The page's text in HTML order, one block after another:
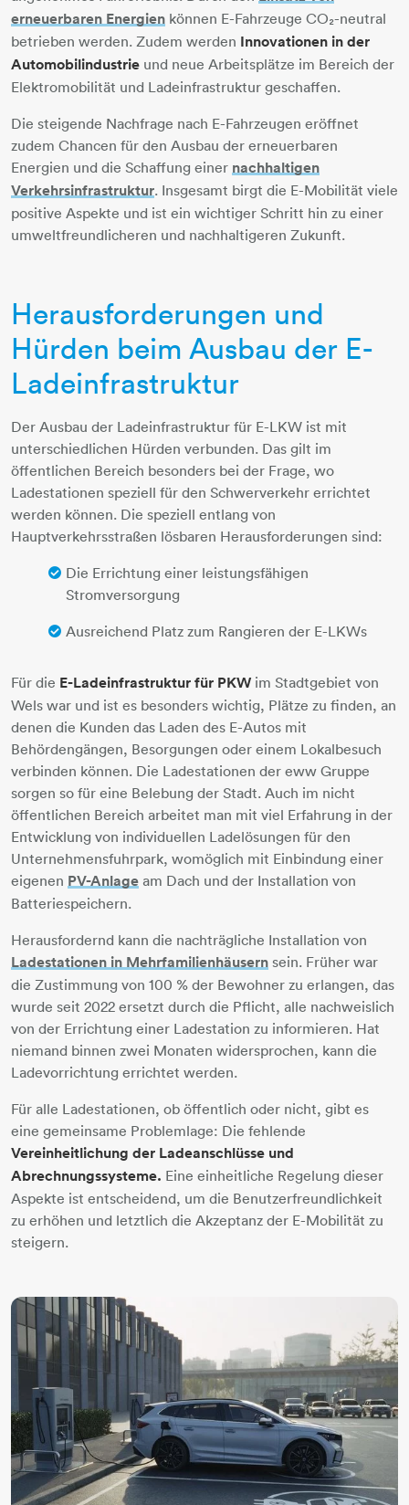
erneuerbaren Energien können E-Fahrzeuge CO₂-neutral
betrieben werden. Zudem werden Innovationen in der
Automobilindustrie und neue Arbeitsplätze im Bereich der
Elektromobilität und Ladeinfrastruktur geschaffen.
Die steigende Nachfrage nach E-Fahrzeugen eröffnet
zudem Chancen für den Ausbau der erneuerbaren
Energien und die Schaffung einer nachhaltigen
Verkehrsinfrastruktur​​​​​​​. Insgesamt birgt die E-Mobilität viele
positive Aspekte und ist ein wichtiger Schritt hin zu einer
umweltfreundlicheren und nachhaltigeren Zukunft.
Herausforderungen und
Hürden beim Ausbau der E-
Ladeinfrastruktur
Der Ausbau der Ladeinfrastruktur für E-LKW ist mit
unterschiedlichen Hürden verbunden. Das gilt im
öffentlichen Bereich besonders bei der Frage, wo
Ladestationen speziell für den Schwerverkehr errichtet
werden können. Die speziell entlang von
Hauptverkehrsstraßen lösbaren Herausforderungen sind:
Die Errichtung einer leistungsfähigen
Stromversorgung
Ausreichend Platz zum Rangieren der E-LKWs
Für die E-Ladeinfrastruktur für PKW im Stadtgebiet von
Wels war und ist es besonders wichtig, Plätze zu finden, an
denen die Kunden das Laden des E-Autos mit
Behördengängen, Besorgungen oder einem Lokalbesuch
verbinden können. Die Ladestationen der eww Gruppe
sorgen so für eine Belebung der Stadt. Auch im nicht
öffentlichen Bereich arbeitet man mit viel Erfahrung in der
Entwicklung von individuellen Ladelösungen für den
Unternehmensfuhrpark, womöglich mit Einbindung einer
eigenen PV-Anlage am Dach und der Installation von
Batteriespeichern.
Herausfordernd kann die nachträgliche Installation von
Ladestationen in Mehrfamilienhäusern sein. Früher war
die Zustimmung von 100 % der Bewohner zu erlangen, das
wurde seit 2022 ersetzt durch die Pflicht, alle nachweislich
von der Errichtung einer Ladestation zu informieren. Hat
niemand binnen zwei Monaten widersprochen, kann die
Ladevorrichtung errichtet werden.
Für alle Ladestationen, ob öffentlich oder nicht, gibt es
eine gemeinsame Problemlage: Die fehlende
Vereinheitlichung der Ladeanschlüsse und
Abrechnungssysteme. Eine einheitliche Regelung dieser
Aspekte ist entscheidend, um die Benutzerfreundlichkeit
zu erhöhen und letztlich die Akzeptanz der E-Mobilität zu
steigern.